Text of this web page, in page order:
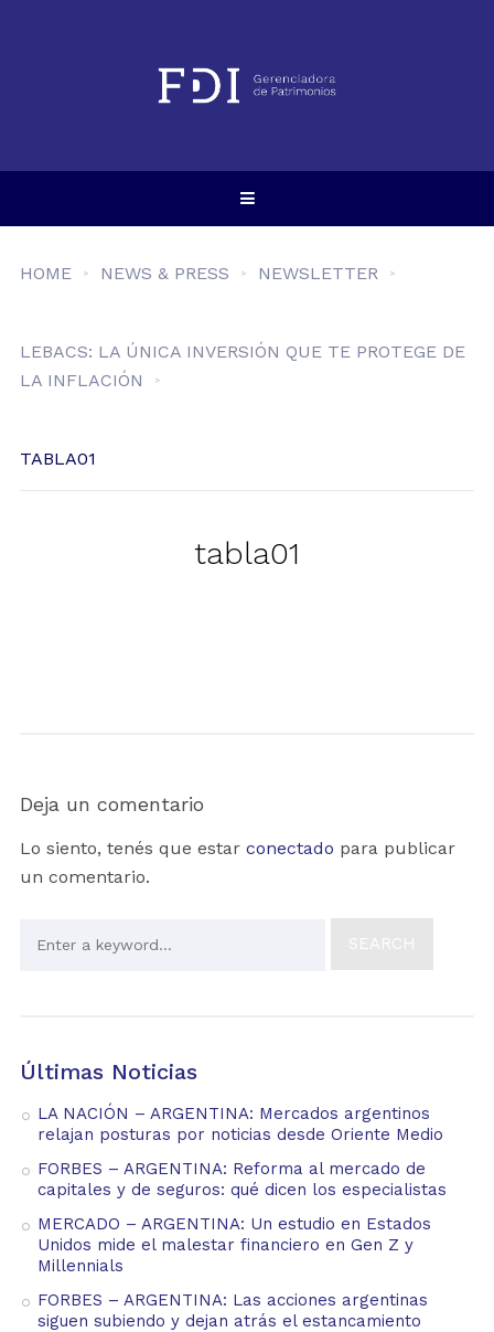
HOME NEWS & PRESS NEWSLETTER
LEBACS: LA ÚNICA INVERSIÓN QUE TE PROTEGE DE
LA INFLACIÓN
TABLA01
tabla01
Deja un comentario
Lo siento, tenés que estar conectado para publicar
un comentario.
Últimas Noticias
LA NACIÓN – ARGENTINA: Mercados argentinos
relajan posturas por noticias desde Oriente Medio
FORBES – ARGENTINA: Reforma al mercado de
capitales y de seguros: qué dicen los especialistas
MERCADO – ARGENTINA: Un estudio en Estados
Unidos mide el malestar financiero en Gen Z y
Millennials
FORBES – ARGENTINA: Las acciones argentinas
siguen subiendo y dejan atrás el estancamiento